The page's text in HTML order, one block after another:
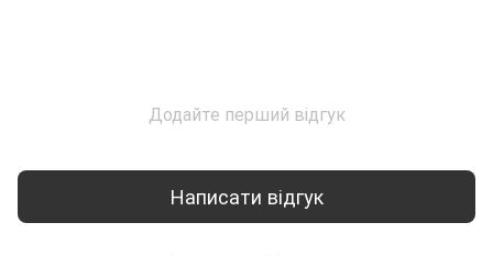
Додайте перший відгук
Написати відгук